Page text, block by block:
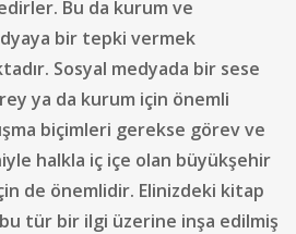
Bu da kurum ve
bir tepki vermek
Sosyal medyada bir sese
ya da kurum için önemli
biçimleri gerekse görev ve
halkla iç içe olan büyükşehir
de önemlidir. Elinizdeki kitap
tür bir ilgi üzerine inşa edilmiş